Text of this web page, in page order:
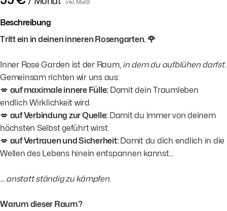
inkl. MwSt.
Beschreibung
Tritt ein in deinen inneren Rosengarten. 🌹
Inner Rose Garden ist der Raum, in dem du aufblühen darfst.
Gemeinsam richten wir uns aus:
💋 auf maximale innere Fülle: Damit dein Traumleben
endlich Wirklichkeit wird.
💋 auf Verbindung zur Quelle: Damit du immer von deinem
höchsten Selbst geführt wirst.
💋 auf Vertrauen und Sicherheit: Damit du dich endlich in die
Wellen des Lebens hinein entspannen kannst...
... anstatt ständig zu kämpfen.
Warum dieser Raum?